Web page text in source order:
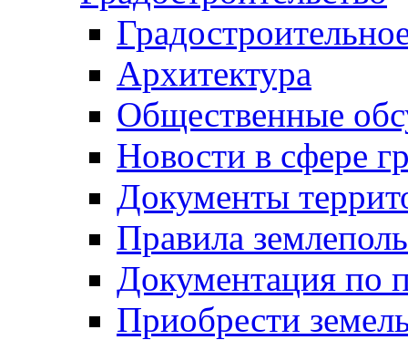
Архитектура
Общественные
Новости в сфере
Документы
Правила
Документация по
Приобрести